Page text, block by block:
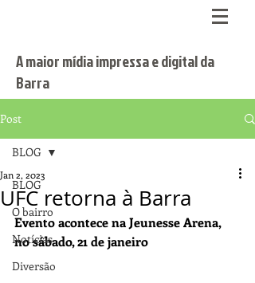
A maior mídia impressa e digital da
Barra
Post
BLOG
O bairro
Notícias
Diversão
BLOG
UFC retorna à Barra
Jan 2, 2023
Evento acontece na Jeunesse Arena,
no sábado, 21 de janeiro